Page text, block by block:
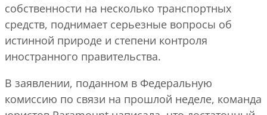
собственности на несколько транспортных
средств, поднимает серьезные вопросы об
истинной природе и степени контроля
иностранного правительства.
В заявлении, поданном в Федеральную
комиссию по связи на прошлой неделе, команда